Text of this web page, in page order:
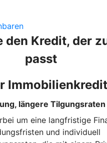
den Kredit, der
passt
Immobilienkredit
längere Tilgungsraten
um eine langfristige
und individuell